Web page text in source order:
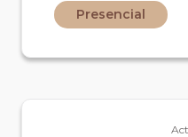
específicamente en
empresas y negocios.
Presencial